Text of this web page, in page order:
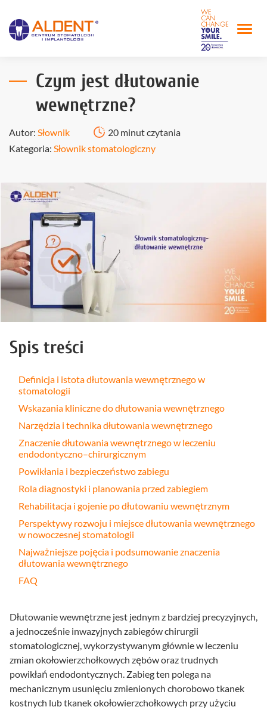
Czym jest dłutowanie
wewnętrzne?
Autor: Słownik
20 minut czytania
Kategoria: Słownik stomatologiczny
Spis treści
Definicja i istota dłutowania wewnętrznego w
stomatologii
Wskazania kliniczne do dłutowania wewnętrznego
Narzędzia i technika dłutowania wewnętrznego
Znaczenie dłutowania wewnętrznego w leczeniu
endodontyczno–chirurgicznym
Powikłania i bezpieczeństwo zabiegu
Rola diagnostyki i planowania przed zabiegiem
Rehabilitacja i gojenie po dłutowaniu wewnętrznym
Perspektywy rozwoju i miejsce dłutowania wewnętrznego
w nowoczesnej stomatologii
Najważniejsze pojęcia i podsumowanie znaczenia
dłutowania wewnętrznego
FAQ
Dłutowanie wewnętrzne jest jednym z bardziej precyzyjnych,
a jednocześnie inwazyjnych zabiegów chirurgii
stomatologicznej, wykorzystywanym głównie w leczeniu
zmian okołowierzchołkowych zębów oraz trudnych
powikłań endodontycznych. Zabieg ten polega na
mechanicznym usunięciu zmienionych chorobowo tkanek
kostnych lub tkanek okołowierzchołkowych przy użyciu